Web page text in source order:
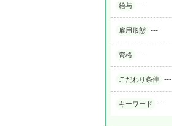
給与 ---
雇用形態 ---
資格 ---
こだわり条件 ---
キーワード ---